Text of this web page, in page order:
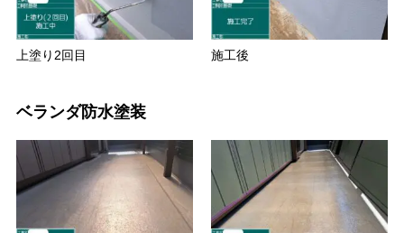
上塗り2回目 施工後
ベランダ防水塗装